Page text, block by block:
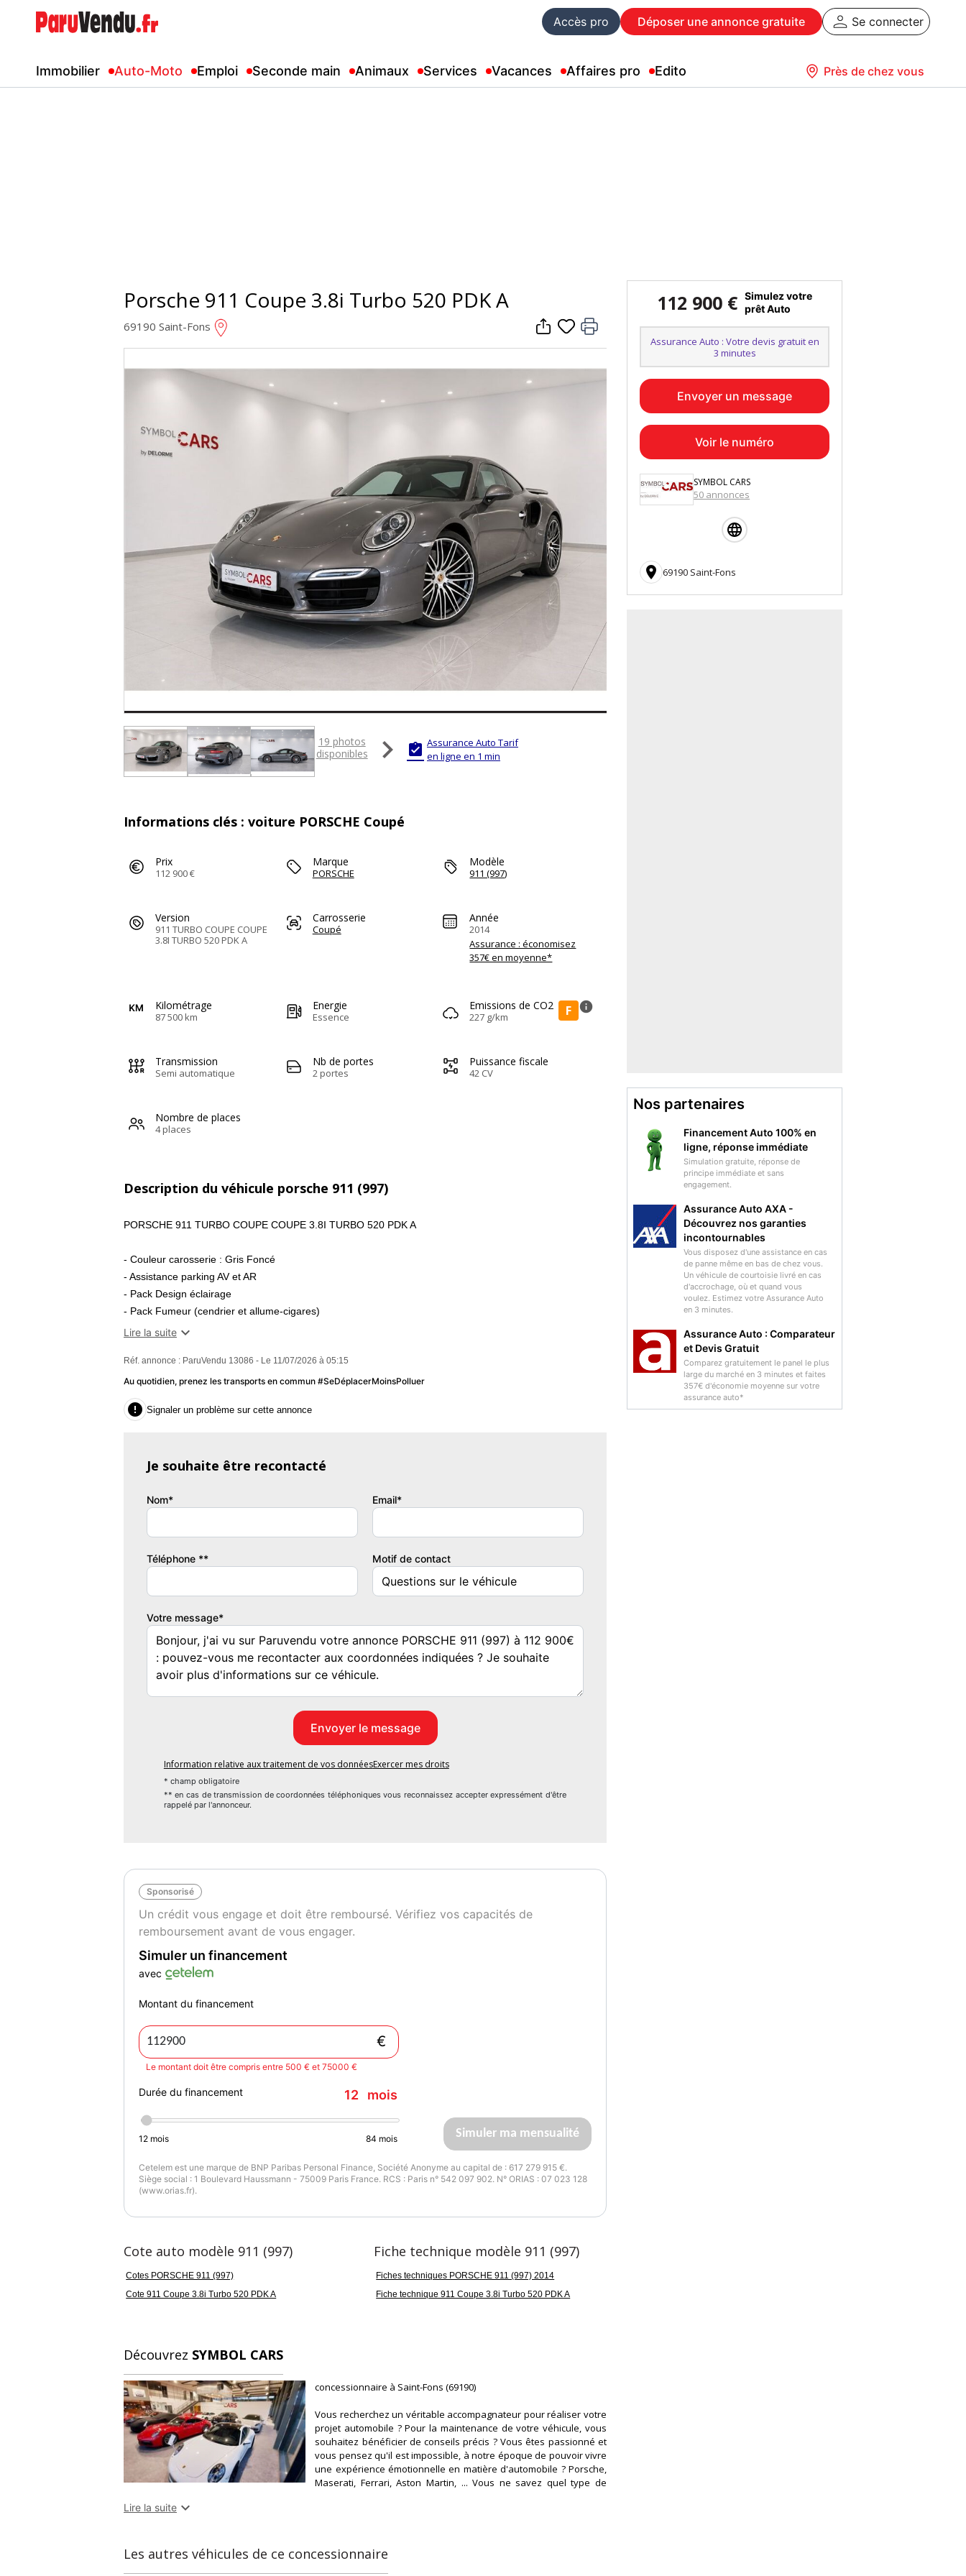
Accès pro Déposer une annonce gratuite Se connecter
Immobilier Auto-Moto Emploi Seconde main Animaux Services Vacances Affaires pro Edito Près de chez vous
Porsche 911 Coupe 3.8i Turbo 520 PDK A
69190 Saint-Fons
19 photos
disponibles
  Assurance Auto Tarif
en ligne en 1 min
Informations clés : voiture PORSCHE Coupé
Prix
112 900 €
Marque
PORSCHE
Modèle
911 (997)
Version
911 TURBO COUPE COUPE
3.8I TURBO 520 PDK A
Carrosserie
Coupé
Année
2014
Assurance : économisez
357€ en moyenne*
Kilométrage
87 500 km
Energie
Essence
Emissions de CO2
227 g/km F info
Transmission
Semi automatique
Nb de portes
2 portes
Puissance fiscale
42 CV
Nombre de places
4 places
Description du véhicule porsche 911 (997)
PORSCHE 911 TURBO COUPE COUPE 3.8I TURBO 520 PDK A
- Couleur carosserie : Gris Foncé
- Assistance parking AV et AR
- Pack Design éclairage
- Pack Fumeur (cendrier et allume-cigares)
- Pack Sport Chrono
- Sièges Chauffants
- Sièges Sport Plus (4 réglages électriques)
- Toit coulissant/relevable électrique en verre
Lire la suite 
Réf. annonce : ParuVendu 13086 - Le 11/07/2026 à 05:15
Au quotidien, prenez les transports en commun #SeDéplacerMoinsPolluer
 Signaler un problème sur cette annonce
Je souhaite être recontacté
Nom* Email*
Téléphone ** Motif de contact
Votre message*
Information relative aux traitement de vos donnéesExercer mes droits
* champ obligatoire
** en cas de transmission de coordonnées téléphoniques vous reconnaissez accepter expressément d'être
rappelé par l'annonceur.
Sponsorisé
Un crédit vous engage et doit être remboursé. Vérifiez vos capacités de
remboursement avant de vous engager.
Simuler un financement
avec
Montant du financement
€
Le montant doit être compris entre 500 € et 75000 €
Durée du financement 12 mois
12 mois 84 mois Simuler ma mensualité
Cetelem est une marque de BNP Paribas Personal Finance, Société Anonyme au capital de : 617 279 915 €.
Siège social : 1 Boulevard Haussmann - 75009 Paris France. RCS : Paris n° 542 097 902. N° ORIAS : 07 023 128
(www.orias.fr).
Cote auto modèle 911 (997)
Cotes PORSCHE 911 (997)
Cote 911 Coupe 3.8i Turbo 520 PDK A
Fiche technique modèle 911 (997)
Fiches techniques PORSCHE 911 (997) 2014
Fiche technique 911 Coupe 3.8i Turbo 520 PDK A
Découvrez SYMBOL CARS
concessionnaire à Saint-Fons (69190)
Vous recherchez un véritable accompagnateur pour réaliser votre
projet automobile ? Pour la maintenance de votre véhicule, vous
souhaitez bénéficier de conseils précis ? Vous êtes passionné et
vous pensez qu'il est impossible, à notre époque de pouvoir vivre
une expérience émotionnelle en matière d'automobile ? Porsche,
Maserati, Ferrari, Aston Martin, ... Vous ne savez quel type de
rencontrer, ou se ret
Lire la suite 
Les autres véhicules de ce concessionnaire
112 900 € Simulez votre
prêt Auto
Assurance Auto : Votre devis gratuit en
3 minutes
Envoyer un message
Voir le numéro
SYMBOL CARS
50 annonces
 69190 Saint-Fons
Nos partenaires
Financement Auto 100% en
ligne, réponse immédiate
Simulation gratuite, réponse de
principe immédiate et sans
engagement.
Assurance Auto AXA -
Découvrez nos garanties
incontournables
Vous disposez d'une assistance en cas
de panne même en bas de chez vous.
Un véhicule de courtoisie livré en cas
d'accrochage, où et quand vous
voulez. Estimez votre Assurance Auto
en 3 minutes.
Assurance Auto : Comparateur
et Devis Gratuit
Comparez gratuitement le panel le plus
large du marché en 3 minutes et faites
357€ d'économie moyenne sur votre
assurance auto*